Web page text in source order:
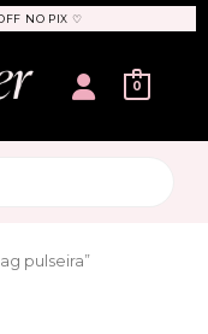
NO PIX ♡
User
0
pulseira”